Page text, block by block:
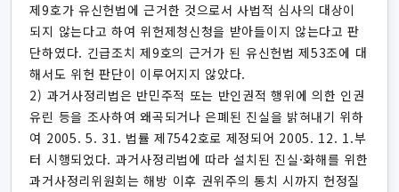
제9호가 유신헌법에 근거한 것으로서 사법적 심사의 대상이
되지 않는다고 하여 위헌제청신청을 받아들이지 않는다고 판
단하였다. 긴급조치 제9호의 근거가 된 유신헌법 제53조에 대
해서도 위헌 판단이 이루어지지 않았다.
2) 과거사정리법은 반민주적 또는 반인권적 행위에 의한 인권
유린 등을 조사하여 왜곡되거나 은폐된 진실을 밝혀내기 위하
여 2005. 5. 31. 법률 제7542호로 제정되어 2005. 12. 1.부
터 시행되었다. 과거사정리법에 따라 설치된 진실·화해를 위한
과거사정리위원회는 해방 이후 권위주의 통치 시까지 헌정질